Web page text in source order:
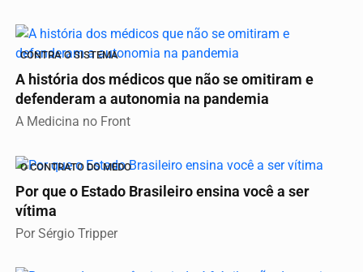
CONTRA O SISTEMA
A história dos médicos que não se omitiram e
defenderam a autonomia na pandemia
A Medicina no Front
O CONTRATO DO MEDO
Por que o Estado Brasileiro ensina você a ser
vítima
Por Sérgio Tripper